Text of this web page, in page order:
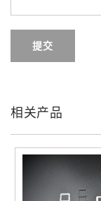
提交
相关产品